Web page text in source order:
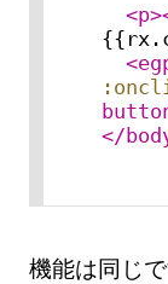
<p>
<
</
機能は同じ